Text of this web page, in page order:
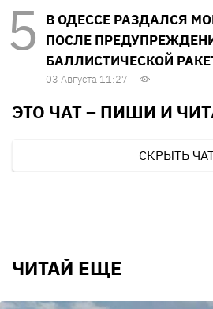
В ОДЕССЕ РАЗДАЛСЯ
ПОСЛЕ
БАЛЛИСТИЧЕСКОЙ
03 Августа 11:27
ЭТО ЧАТ – ПИШИ И
СКРЫТЬ
ЧИТАЙ ЕЩЕ